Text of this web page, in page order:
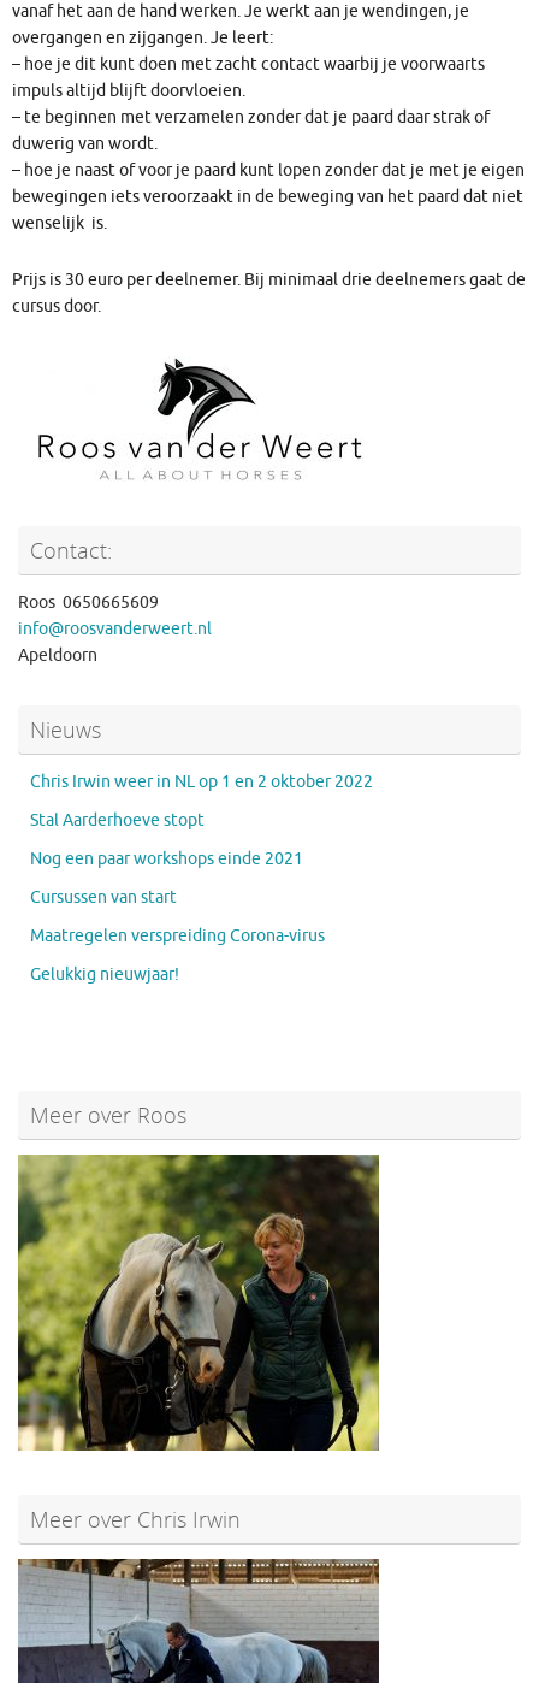
vanaf het aan de hand werken. Je werkt aan je wendingen, je
overgangen en zijgangen. Je leert:
– hoe je dit kunt doen met zacht contact waarbij je voorwaarts
impuls altijd blijft doorvloeien.
– te beginnen met verzamelen zonder dat je paard daar strak of
duwerig van wordt.
– hoe je naast of voor je paard kunt lopen zonder dat je met je eigen
bewegingen iets veroorzaakt in de beweging van het paard dat niet
wenselijk is.
Prijs is 30 euro per deelnemer. Bij minimaal drie deelnemers gaat de
cursus door.
Contact:
Roos 0650665609
info@roosvanderweert.nl
Apeldoorn
Nieuws
Chris Irwin weer in NL op 1 en 2 oktober 2022
Stal Aarderhoeve stopt
Nog een paar workshops einde 2021
Cursussen van start
Maatregelen verspreiding Corona-virus
Gelukkig nieuwjaar!
Meer over Roos
Meer over Chris Irwin